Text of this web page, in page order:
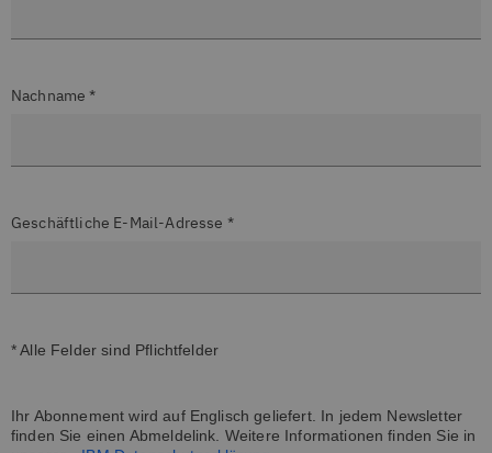
Nachname *
Geschäftliche E-Mail-Adresse *
* Alle Felder sind Pflichtfelder
Ihr Abonnement wird auf Englisch geliefert. In jedem Newsletter
finden Sie einen Abmeldelink. Weitere Informationen finden Sie in